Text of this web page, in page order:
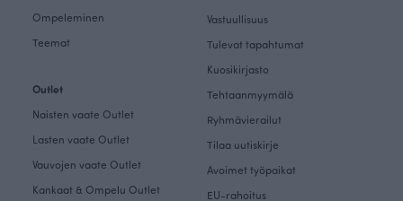
Ompeleminen
Teemat
Outlet
Naisten vaate Outlet
Lasten vaate Outlet
Vauvojen vaate Outlet
Kankaat & Ompelu Outlet
Vastuullisuus
Tulevat tapahtumat
Kuosikirjasto
Tehtaanmyymälä
Ryhmävierailut
Tilaa uutiskirje
Avoimet työpaikat
EU-rahoitus